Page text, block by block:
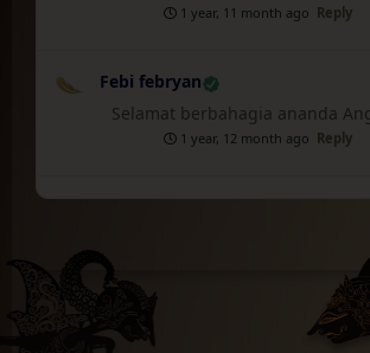
1 year, 11 month ago Reply
Febi febryan
Selamat berbahagia ananda
1 year, 12 month ago Reply